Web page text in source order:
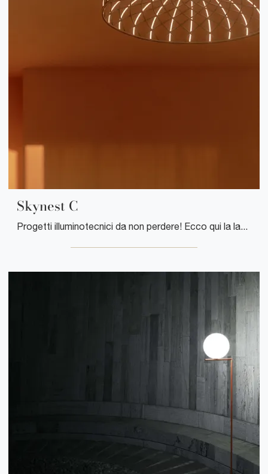
Skynest C
Progetti illuminotecnici da non perdere! Ecco qui la lampada a soffitto Skynest C di Flos.